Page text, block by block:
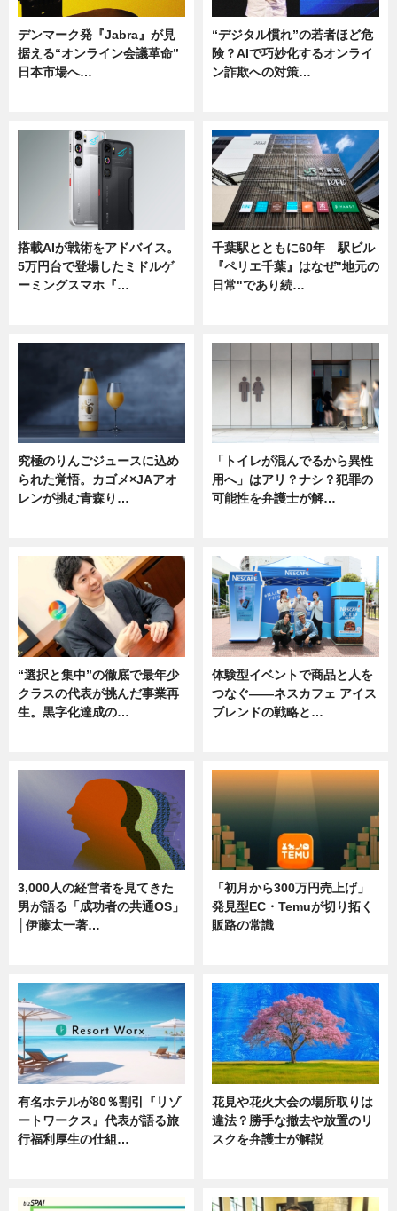
デンマーク発『Jabra』が見
据える“オンライン会議革命”
日本市場へ…
“デジタル慣れ”の若者ほど危
険？AIで巧妙化するオンライ
ン詐欺への対策…
搭載AIが戦術をアドバイス。
5万円台で登場したミドルゲ
ーミングスマホ『…
千葉駅とともに60年 駅ビル
『ペリエ千葉』はなぜ"地元の
日常"であり続…
究極のりんごジュースに込め
られた覚悟。カゴメ×JAアオ
レンが挑む青森り…
「トイレが混んでるから異性
用へ」はアリ？ナシ？犯罪の
可能性を弁護士が解…
“選択と集中”の徹底で最年少
クラスの代表が挑んだ事業再
生。黒字化達成の…
体験型イベントで商品と人を
つなぐ――ネスカフェ アイス
ブレンドの戦略と…
3,000人の経営者を見てきた
男が語る「成功者の共通OS」
│伊藤太一著…
「初月から300万円売上げ」
発見型EC・Temuが切り拓く
販路の常識
有名ホテルが80％割引『リゾ
ートワークス』代表が語る旅
行福利厚生の仕組…
花見や花火大会の場所取りは
違法？勝手な撤去や放置のリ
スクを弁護士が解説